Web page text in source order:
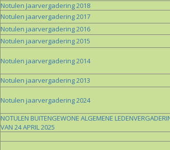
Notulen Jaarvergadering 2018
Notulen jaarvergadering 2017
Notulen jaarvergadering 2016
Notulen jaarvergadering 2015
Notulen jaarvergadering 2014
Notulen jaarvergadering 2013
Notulen jaarvergadering 2024
NOTULEN BUITENGEWONE ALGEMENE
VAN 24 APRIL 2025